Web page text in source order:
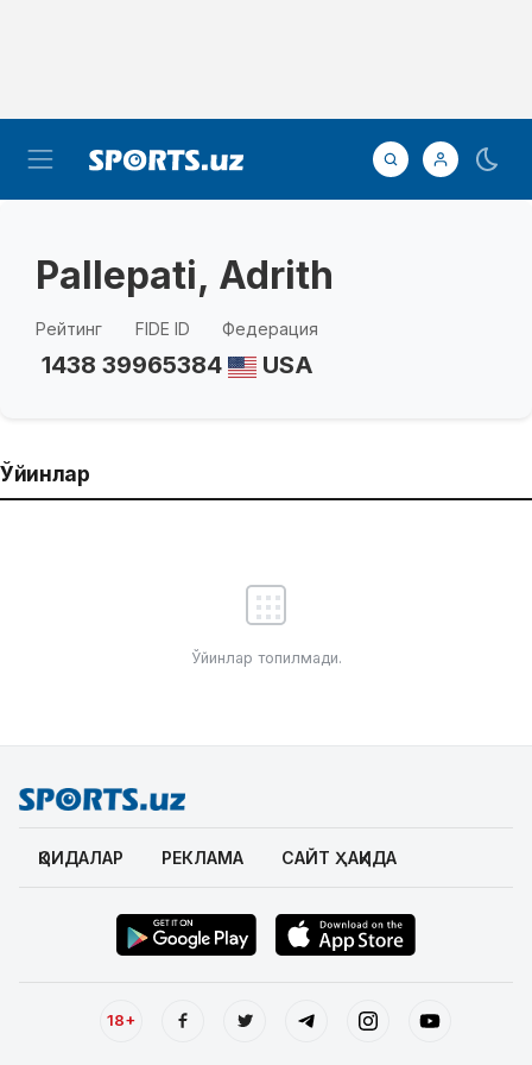
Pallepati, Adrith
Рейтинг
1438
FIDE ID
39965384
Федерация
USA
Ўйинлар
Ўйинлар топилмади.
ҚОИДАЛАР РЕКЛАМА САЙТ ҲАҚИДА
18+